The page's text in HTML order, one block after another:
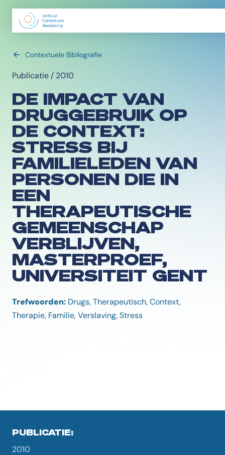
Contextuele Bibliografie
Publicatie / 2010
DE IMPACT VAN
DRUGGEBRUIK OP
DE CONTEXT:
STRESS BIJ
FAMILIELEDEN VAN
PERSONEN DIE IN
EEN
THERAPEUTISCHE
GEMEENSCHAP
VERBLIJVEN,
MASTERPROEF,
UNIVERSITEIT GENT
Trefwoorden: Drugs, Therapeutisch, Context,
Therapie, Familie, Verslaving, Stress
PUBLICATIE:
2010